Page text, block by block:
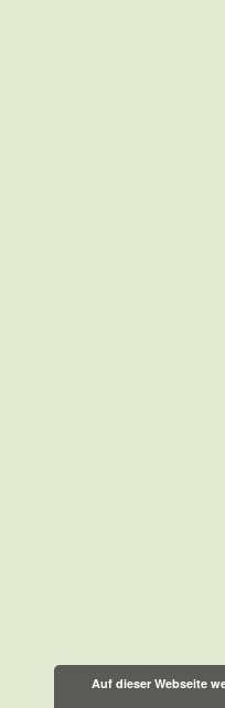
Auf dieser Webseite